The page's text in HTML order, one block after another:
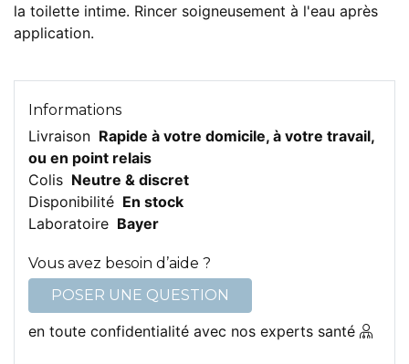
la toilette intime. Rincer soigneusement à l'eau après
application.
Informations
Livraison Rapide à votre domicile, à votre travail,
ou en point relais
Colis Neutre & discret
Disponibilité En stock
Laboratoire Bayer
Vous avez besoin d’aide ?
POSER UNE QUESTION
en toute confidentialité avec nos experts santé